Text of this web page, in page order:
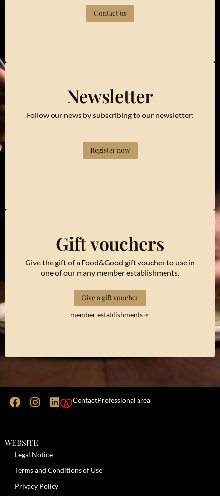
Contact us
Newsletter
Follow our news by subscribing to our newsletter:
Register now
Gift vouchers
Give the gift of a Food&Good gift voucher to use in
one of our many member establishments.
Give a gift voucher
member establishments
ContactProfessional area
WEBSITE
Legal Notice
Terms and Conditions of Use
Privacy Policy